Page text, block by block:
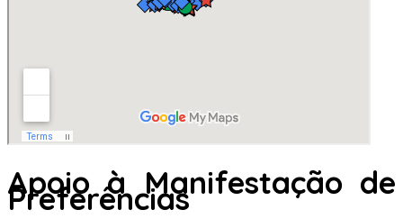
Apoio à Manifestação de
Preferências